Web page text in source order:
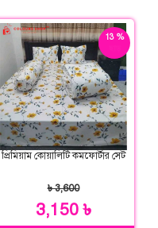
13 %
প্রিমিয়াম কোয়ালিটি কমফোর্টার সেট
৳ 3,600
3,150 ৳